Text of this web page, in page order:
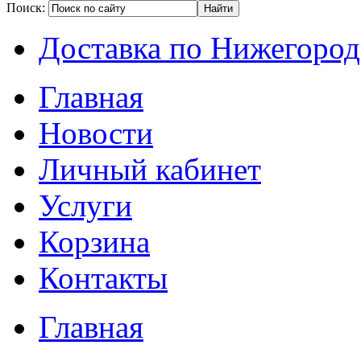
Поиск:
Доставка по
Главная
Новости
Личный кабинет
Услуги
Корзина
Контакты
Главная